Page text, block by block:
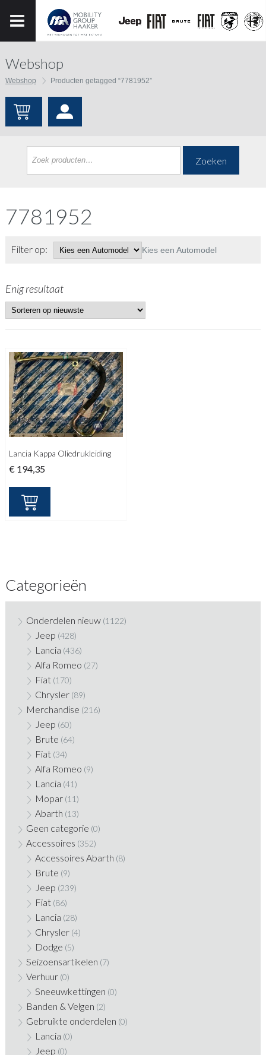
Webshop
Webshop Producten getagged “7781952”
Zoeken
7781952
Filter op: Kies een Automodel
Enig resultaat
Lancia Kappa Oliedrukleiding
€ 194,35
Categorieën
Onderdelen nieuw (1122)
Jeep (428)
Lancia (436)
Alfa Romeo (27)
Fiat (170)
Chrysler (89)
Merchandise (216)
Jeep (60)
Brute (64)
Fiat (34)
Alfa Romeo (9)
Lancia (41)
Mopar (11)
Abarth (13)
Geen categorie (0)
Accessoires (352)
Accessoires Abarth (8)
Brute (9)
Jeep (239)
Fiat (86)
Lancia (28)
Chrysler (4)
Dodge (5)
Seizoensartikelen (7)
Verhuur (0)
Sneeuwkettingen (0)
Banden & Velgen (2)
Gebruikte onderdelen (0)
Lancia (0)
Jeep (0)